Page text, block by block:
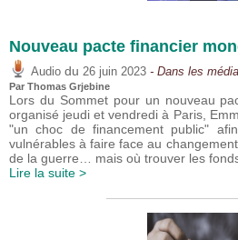
Nouveau pacte financier
Audio du 26 juin 2023 - Dans les
Par Thomas Grjebine
Lors du Sommet pour un nouveau
organisé jeudi et vendredi à Paris,
"un choc de financement public"
vulnérables à faire face au
de la guerre… mais où trouver les
Lire la suite >